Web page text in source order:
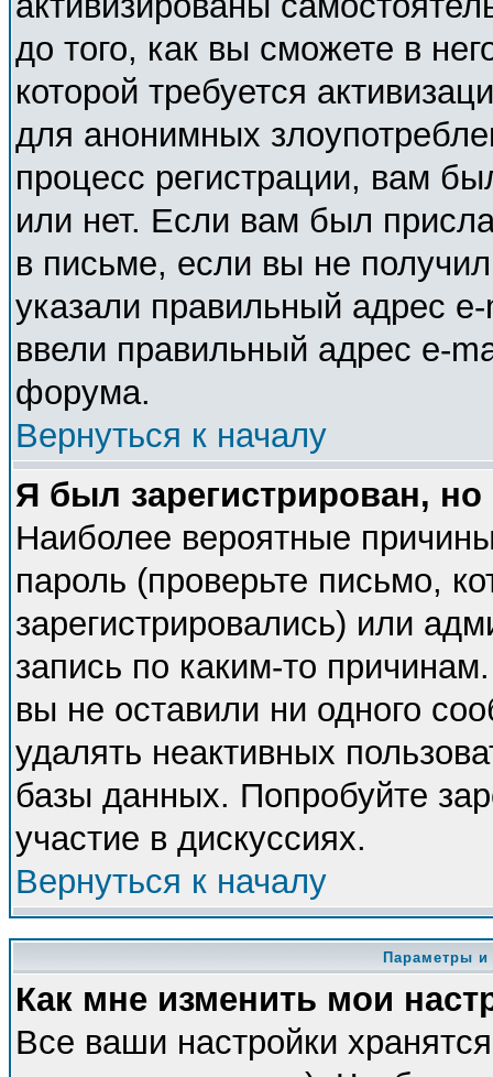
до того, как вы сможете в
которой требуется
для анонимных
процесс регистрации, вам
или нет. Если вам был
в письме, если вы не
указали правильный адрес
ввели правильный адрес e-
форума.
Вернуться к началу
Я был зарегистрирован,
Наиболее вероятные
пароль (проверьте письмо,
зарегистрировались) или
запись по каким-то
вы не оставили ни одного
удалять неактивных
базы данных. Попробуйте
участие в дискуссиях.
Вернуться к началу
Параметры и
Как мне изменить мои
Все ваши настройки